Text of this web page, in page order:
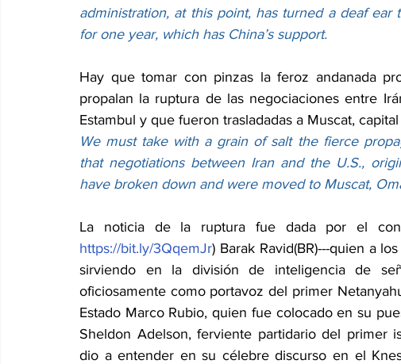
administration, at this point, has turned a deaf
for one year, which has China’s support.
Hay que tomar con pinzas la feroz andanada
propalan la ruptura de las negociaciones entre
Estambul y que fueron trasladadas a Muscat,
We must take with a grain of salt the fierce
that negotiations between Iran and the U.S.,
have broken down and were moved to Muscat,
https://bit.ly/3QqemJr) Barak Ravid(BR)---quien a
sirviendo en la división de inteligencia de
oficiosamente como portavoz del primer
Estado Marco Rubio, quien fue colocado en su
Sheldon Adelson, ferviente partidario del primer
dio a entender en su célebre discurso en el